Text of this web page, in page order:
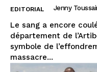
EDITORIAL Jenny
Le sang a encore
département de
symbole de
massacre...